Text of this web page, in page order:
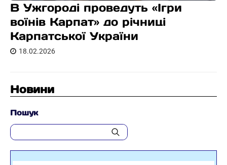
В Ужгороді проведуть «Ігри
воїнів Карпат» до річниці
Карпатської України
18.02.2026
Новини
Пошук